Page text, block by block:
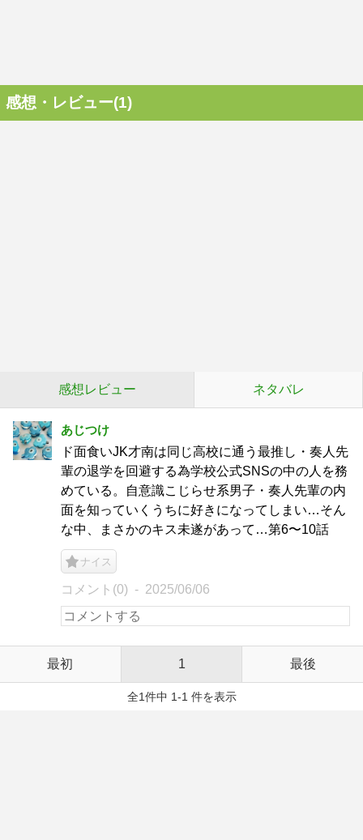
感想・レビュー(1)
感想レビュー ネタバレ
あじつけ
ド面食いJK才南は同じ高校に通う最推し・奏人先
輩の退学を回避する為学校公式SNSの中の人を務
めている。自意識こじらせ系男子・奏人先輩の内
面を知っていくうちに好きになってしまい…そん
な中、まさかのキス未遂があって…第6〜10話
ナイス
コメント(0) 2025/06/06
最初 1 最後
全1件中 1-1 件を表示